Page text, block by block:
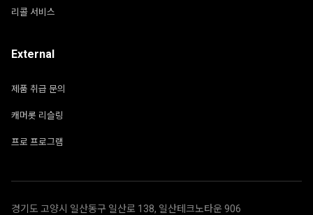
리콜 서비스
External
제품 취급 문의
캐머롯 리슬링
프로 프로그램
경기도 고양시 일산동구 일산로 138, 일산테크노타운 906